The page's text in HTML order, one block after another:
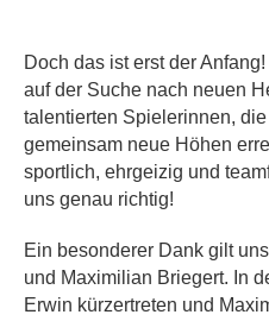
Doch das ist erst der
auf der Suche nach neuen
talentierten Spielerinnen,
gemeinsam neue Höhen
sportlich, ehrgeizig und
uns genau richtig!
Ein besonderer Dank gilt
und Maximilian Briegert. In
Erwin kürzertreten und